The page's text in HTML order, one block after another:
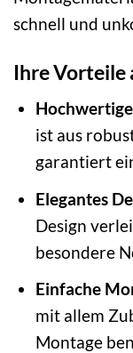
schnell und
Ihre Vorteile
ist aus
garantiert
Elegantes
Design
besondere
Einfache
mit allem
Montage